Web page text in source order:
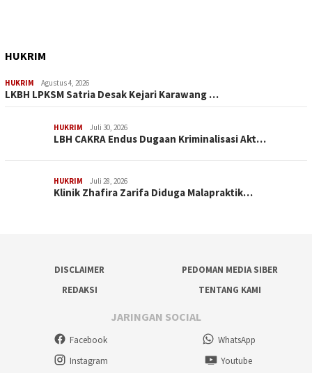
HUKRIM
HUKRIM Agustus 4, 2026
LKBH LPKSM Satria Desak Kejari Karawang …
HUKRIM Juli 30, 2026
LBH CAKRA Endus Dugaan Kriminalisasi Akt…
HUKRIM Juli 28, 2026
Klinik Zhafira Zarifa Diduga Malapraktik…
DISCLAIMER
PEDOMAN MEDIA SIBER
REDAKSI
TENTANG KAMI
JARINGAN SOCIAL
Facebook
WhatsApp
Instagram
Youtube